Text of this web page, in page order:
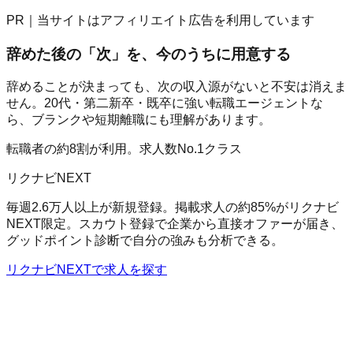
PR｜当サイトはアフィリエイト広告を利用しています
辞めた後の「次」を、今のうちに用意する
辞めることが決まっても、次の収入源がないと不安は消えま
せん。20代・第二新卒・既卒に強い転職エージェントな
ら、ブランクや短期離職にも理解があります。
転職者の約8割が利用。求人数No.1クラス
リクナビNEXT
毎週2.6万人以上が新規登録。掲載求人の約85%がリクナビ
NEXT限定。スカウト登録で企業から直接オファーが届き、
グッドポイント診断で自分の強みも分析できる。
リクナビNEXTで求人を探す